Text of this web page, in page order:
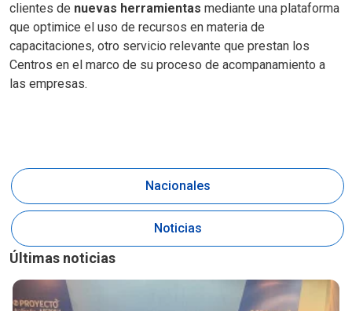
clientes de nuevas herramientas mediante una plataforma
que optimice el uso de recursos en materia de
capacitaciones, otro servicio relevante que prestan los
Centros en el marco de su proceso de acompanamiento a
las empresas.
Nacionales
Noticias
Últimas noticias